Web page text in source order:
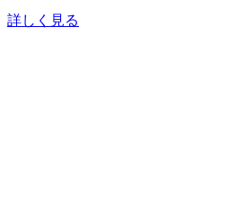
詳しく見る